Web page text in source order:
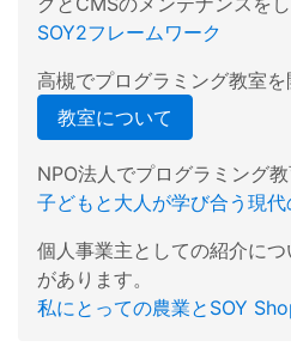
SOY2フレームワーク
高槻でプログラミング教室を
教室について
NPO法人でプログラミング教
子どもと大人が学び合う現
個人事業主としての紹介に
があります。
私にとっての農業とSOY